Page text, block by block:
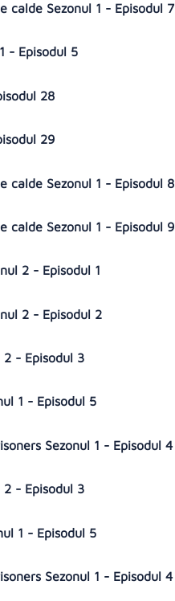
calde Sezonul 1 - Episodul 7
- Episodul 5
28
29
calde Sezonul 1 - Episodul 8
calde Sezonul 1 - Episodul 9
2 - Episodul 1
2 - Episodul 2
2 - Episodul 3
1 - Episodul 5
Sezonul 1 - Episodul 4
2 - Episodul 3
1 - Episodul 5
Sezonul 1 - Episodul 4